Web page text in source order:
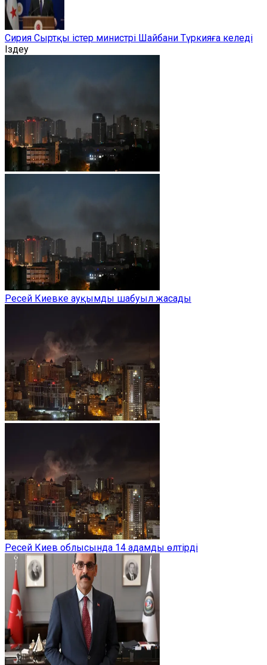
Сирия Сыртқы істер министрі Шайбани Түркияға келеді
Іздеу
Ресей Киевке ауқымды шабуыл жасады
Ресей Киев облысында 14 адамды өлтірді